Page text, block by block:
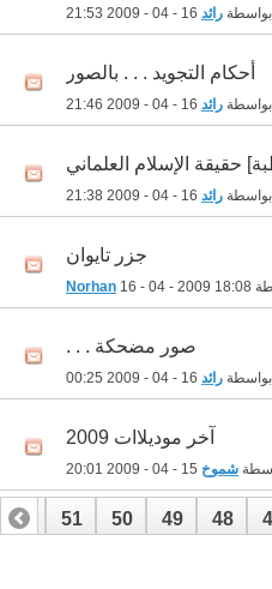
رائد 21:53
أحكام التجويد . . . بالصور
رائد 21:46
حقيقة الإسلام العلماني
رائد 21:38
جزر تايوان
Norhan 16 - 04 - 2009 18:08
صور مضحكة . . .
رائد 00:25
آخر موديلاات 2009
شموخ 20:01
48
49
50
51
52